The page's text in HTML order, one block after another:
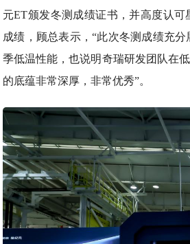
元ET颁发冬测成绩证书，并高度认可
成绩，顾总表示，“此次冬测成绩充
季低温性能，也说明奇瑞研发团队在
的底蕴非常深厚，非常优秀”。